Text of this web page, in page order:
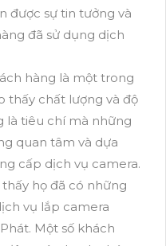
được sự tin tưởng và
đã sử dụng dịch
hàng là một trong
thấy chất lượng và độ
là tiêu chí mà những
quan tâm và dựa
cấp dịch vụ camera.
họ đã có những
vụ lắp camera
Một số khách